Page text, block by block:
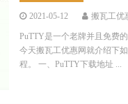
2021-05-12 搬瓦工优
PuTTY是一个老牌并且免费
今天搬瓦工优惠网就介绍下
程。 一、PuTTY下载地址 ...